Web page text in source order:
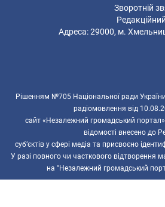
Зворотній
Редакційний
Адреса: 29000, м.
Рішенням №705 Національної ради
радіомовлення від
сайт «Незалежний громадський
відомості внесено до
суб’єктів у сфері медіа та присвоєно
У разі повного чи часткового відтворення
на "Незалежний громадський